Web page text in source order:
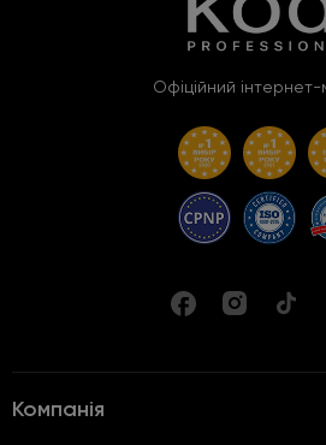
Офіційний інтернет-
Компанія